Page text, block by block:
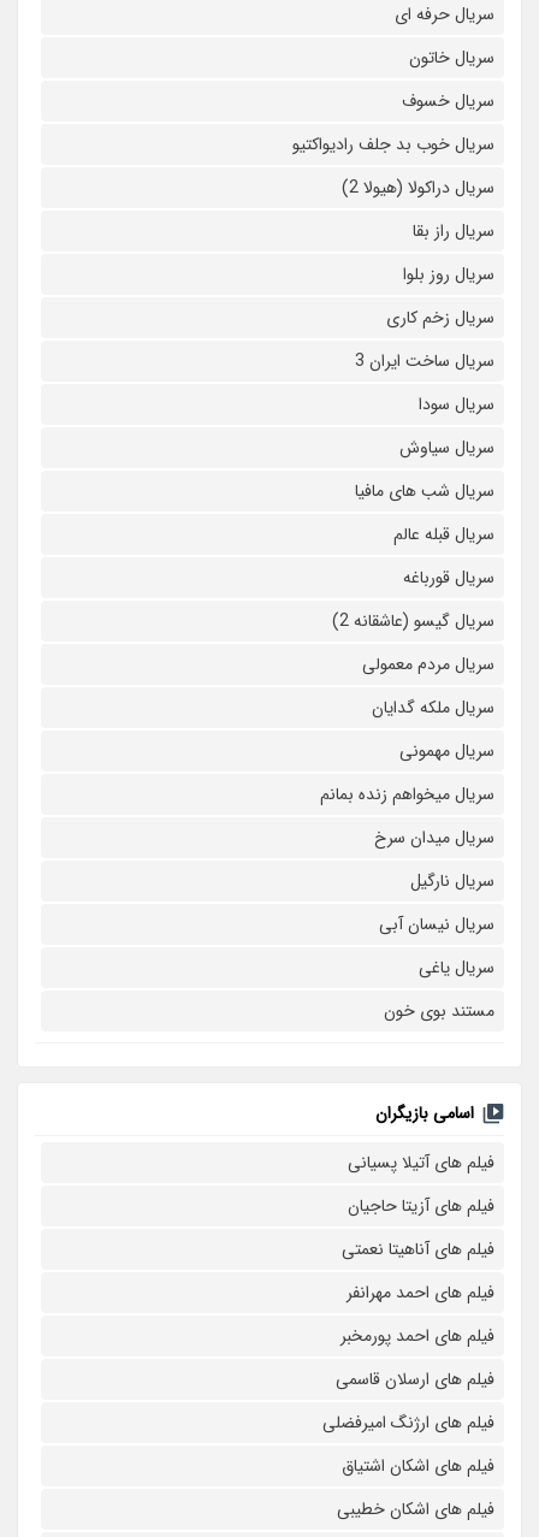
سریال حرفه ای
سریال خاتون
سریال خسوف
سریال خوب بد جلف رادیواکتیو
سریال دراکولا (هیولا 2)
سریال راز بقا
سریال روز بلوا
سریال زخم کاری
سریال ساخت ایران 3
سریال سودا
سریال سیاوش
سریال شب های مافیا
سریال قبله عالم
سریال قورباغه
سریال گیسو (عاشقانه 2)
سریال مردم معمولی
سریال ملکه گدایان
سریال مهمونی
سریال میخواهم زنده بمانم
سریال میدان سرخ
سریال نارگیل
سریال نیسان آبی
سریال یاغی
مستند بوی خون
اسامی بازیگران
فیلم های آتیلا پسیانی
فیلم های آزیتا حاجیان
فیلم های آناهیتا نعمتی
فیلم های احمد مهرانفر
فیلم های احمد پورمخبر
فیلم های ارسلان قاسمی
فیلم های ارژنگ امیرفضلی
فیلم های اشکان اشتیاق
فیلم های اشکان خطیبی